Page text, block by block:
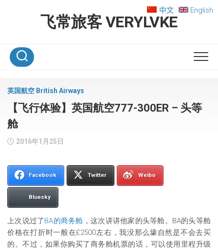
飞常旅客 VERYLVKE
中文 English
英国航空 British Airways
【飞行体验】英国航空777-300ER – 头等
舱
2016年1月25日
Facebook Twitter Weibo
Bluesky
上次说过了BA的商务舱 ，这次讲讲他家的头等舱。BA的头等舱
价格在打折时一般在£2500左右，我没那么壕自然是不会去买
的。不过，如果你购买了商务舱机票的话，可以使用里程升级